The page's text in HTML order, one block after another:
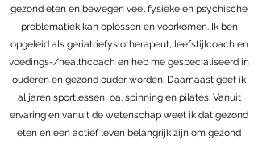
gezond eten en bewegen veel fysieke en psychische
problematiek kan oplossen en voorkomen. Ik ben
opgeleid als geriatriefysiotherapeut, leefstijlcoach en
voedings-/healthcoach en heb me gespecialiseerd in
ouderen en gezond ouder worden. Daarnaast geef ik
al jaren sportlessen, oa. spinning en pilates. Vanuit
ervaring en vanuit de wetenschap weet ik dat gezond
eten en een actief leven belangrijk zijn om gezond